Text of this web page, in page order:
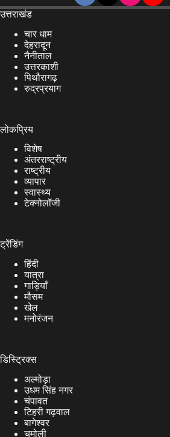
उत्तराखंड
चार धाम
देहरादून
नैनीताल
उत्तरकाशी
पिथौरागढ़
रुद्रप्रयाग
लोकप्रिय
विशेष
अंतरराष्ट्रीय
राष्ट्रीय
व्यापार
स्वास्थ्य
टेक्नोलॉजी
ट्रेंडिंग
हिंदी
यात्रा
गाड़ियाँ
मौसम
खेल
मनोरंजन
डिस्ट्रिक्स
अल्मोड़ा
उधम सिंह नगर
चंपावत
टिहरी गढ़वाल
बागेश्वर
चमोली